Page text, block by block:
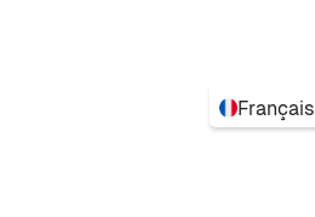
Français